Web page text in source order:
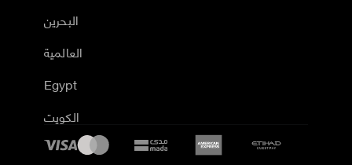
البحرين
العالمية
Egypt
الكويت